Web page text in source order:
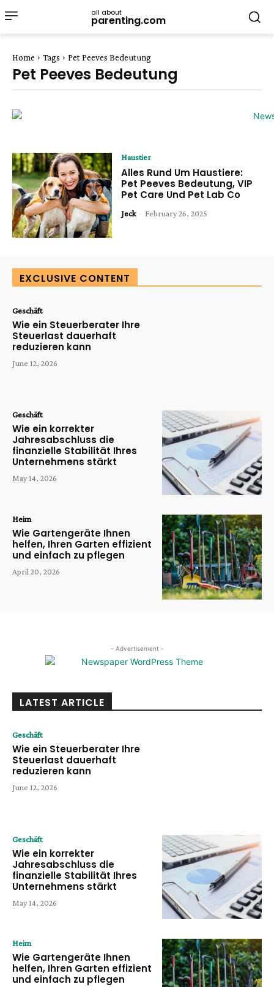
all about
parenting.com
Home Tags Pet Peeves Bedeutung
Pet Peeves Bedeutung
Haustier
Alles Rund Um Haustiere:
Pet Peeves Bedeutung, VIP
Pet Care Und Pet Lab Co
Jeck - February 26, 2025
EXCLUSIVE CONTENT
Geschäft
Wie ein Steuerberater Ihre
Steuerlast dauerhaft
reduzieren kann
June 12, 2026
Geschäft
Wie ein korrekter
Jahresabschluss die
finanzielle Stabilität Ihres
Unternehmens stärkt
May 14, 2026
Heim
Wie Gartengeräte Ihnen
helfen, Ihren Garten effizient
und einfach zu pflegen
April 20, 2026
- Advertisement -
LATEST ARTICLE
Geschäft
Wie ein Steuerberater Ihre
Steuerlast dauerhaft
reduzieren kann
June 12, 2026
Geschäft
Wie ein korrekter
Jahresabschluss die
finanzielle Stabilität Ihres
Unternehmens stärkt
May 14, 2026
Heim
Wie Gartengeräte Ihnen
helfen, Ihren Garten effizient
und einfach zu pflegen